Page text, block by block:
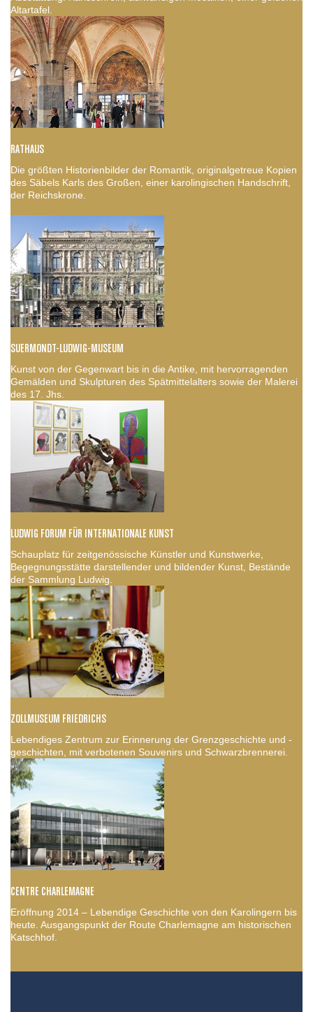
Altartafel.
RATHAUS
Die größten Historienbilder der Romantik, originalgetreue Kopien
des Säbels Karls des Großen, einer karolingischen Handschrift,
der Reichskrone.
SUERMONDT-LUDWIG-MUSEUM
Kunst von der Gegenwart bis in die Antike, mit hervorragenden
Gemälden und Skulpturen des Spätmittelalters sowie der Malerei
des 17. Jhs.
LUDWIG FORUM FÜR INTERNATIONALE KUNST
Schauplatz für zeitgenössische Künstler und Kunstwerke,
Begegnungsstätte darstellender und bildender Kunst, Bestände
der Sammlung Ludwig.
ZOLLMUSEUM FRIEDRICHS
Lebendiges Zentrum zur Erinnerung der Grenzgeschichte und -
geschichten, mit verbotenen Souvenirs und Schwarzbrennerei.
CENTRE CHARLEMAGNE
Eröffnung 2014 – Lebendige Geschichte von den Karolingern bis
heute. Ausgangspunkt der Route Charlemagne am historischen
Katschhof.